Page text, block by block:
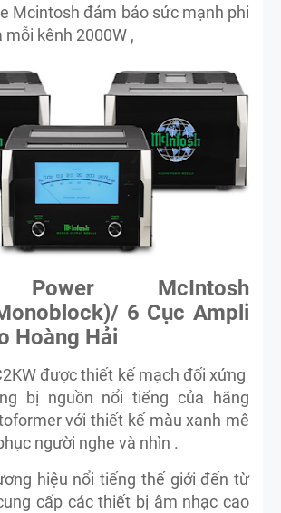
Mcintosh đảm bảo sức mạnh phi
kênh 2000W ,
Power McIntosh
6 Cục Ampli
Hoàng Hải
được thiết kế mạch đối xứng
bị nguồn nổi tiếng của hãng
với thiết kế màu xanh mê
người nghe và nhìn .
hiệu nổi tiếng thế giới đến từ
cấp các thiết bị âm nhạc cao